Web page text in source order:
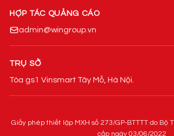
HỢP TÁC QUẢNG CÁO
admin@wingroup.vn
TRỤ SỞ
Tòa gs1 Vinsmart Tây Mỗ, Hà Nội.
Giấy phép thiết lập MXH số 273/GP-BTTTT do Bộ
cấp ngày 03/06/2022